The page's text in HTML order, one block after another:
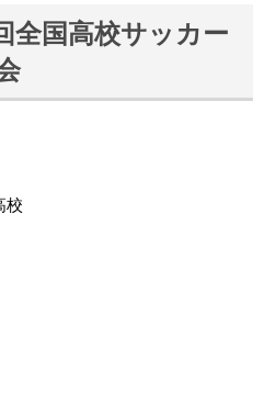
全国高校サッカー
校